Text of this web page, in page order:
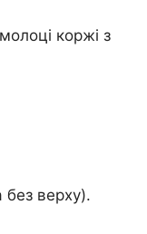
коржі з
без верху).